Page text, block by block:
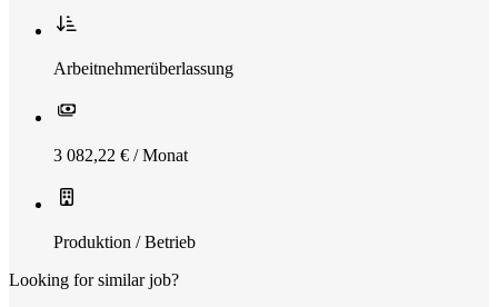
Arbeitnehmerüberlassung
3 082,22 € / Monat
Produktion / Betrieb
Looking for similar job?